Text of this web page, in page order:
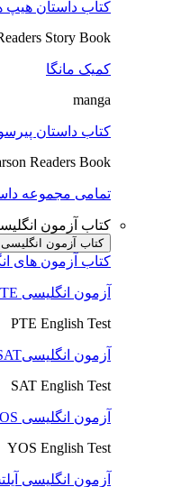
کتاب داستان هیپ
Story Book
کمیک مانگا
manga
کتاب داستان
Readers Book
تمامی مجموعه
کتاب آزمون
کتاب آزمون
کتاب آزمون های
آزمون انگلیسی PTE
PTE English Test
آزمون انگلیسیSAT
SAT English Test
آزمون انگلیسی YOS
YOS English Test
آزمون انگلیسی